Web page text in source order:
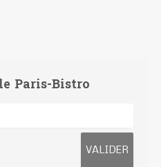
Paris-Bistro